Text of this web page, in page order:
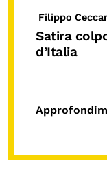
Filippo
Satira
d’Italia